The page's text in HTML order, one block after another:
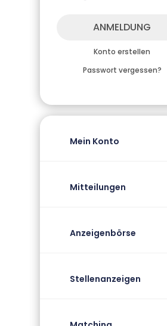
ANMELDUNG
Konto erstellen
Passwort vergessen?
Mein Konto
Mitteilungen
Anzeigenbörse
Stellenanzeigen